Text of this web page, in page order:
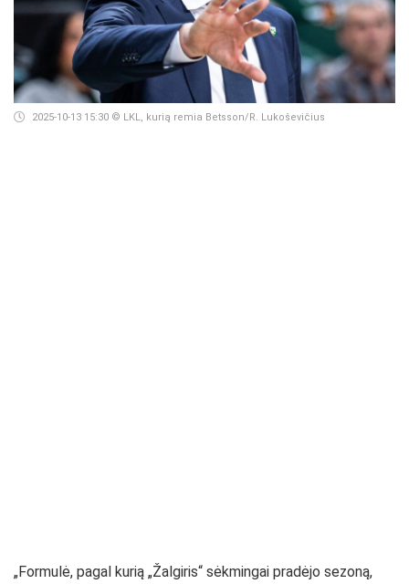
2025-10-13 15:30 © LKL, kurią remia Betsson/R. Lukoševičius
„Formulė, pagal kurią „Žalgiris“ sėkmingai pradėjo sezoną,